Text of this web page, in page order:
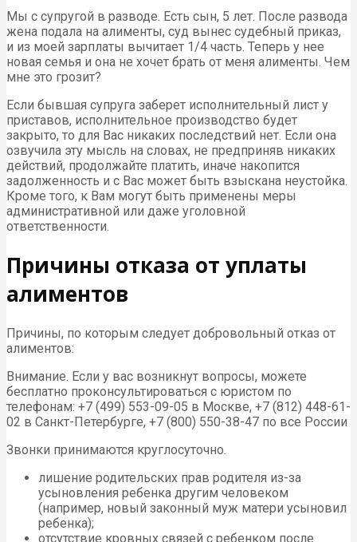
Мы с супругой в разводе. Есть сын, 5 лет. После развода
жена подала на алименты, суд вынес судебный приказ,
и из моей зарплаты вычитает 1/4 часть. Теперь у нее
новая семья и она не хочет брать от меня алименты. Чем
мне это грозит?
Если бывшая супруга заберет исполнительный лист у
приставов, исполнительное производство будет
закрыто, то для Вас никаких последствий нет. Если она
озвучила эту мысль на словах, не предприняв никаких
действий, продолжайте платить, иначе накопится
задолженность и с Вас может быть взыскана неустойка.
Кроме того, к Вам могут быть применены меры
административной или даже уголовной
ответственности.
Причины отказа от уплаты
алиментов
Причины, по которым следует добровольный отказ от
алиментов:
Внимание. Если у вас возникнут вопросы, можете
бесплатно проконсультироваться с юристом по
телефонам: +7 (499) 553-09-05 в Москве, +7 (812) 448-61-
02 в Санкт-Петербурге, +7 (800) 550-38-47 по все России
Звонки принимаются круглосуточно.
лишение родительских прав родителя из-за
усыновления ребенка другим человеком
(например, новый законный муж матери усыновил
ребенка);
отсутствие кровных связей с ребенком после